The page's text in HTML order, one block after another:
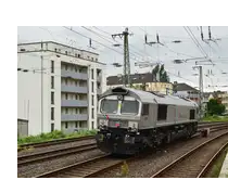
Germersheim
Grevenbroich
Grimmen
Großkorbetha
Gundelsdorf